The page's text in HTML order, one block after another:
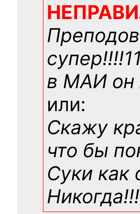
в МАИ он
или:
Скажу
что бы
Суки как